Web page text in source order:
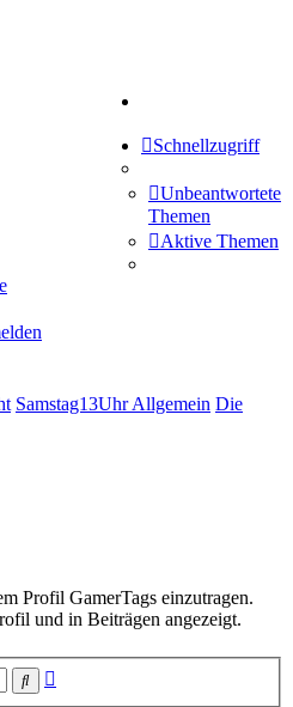
Treffenübersicht
Zitatesammlung
Schiffe versenken
Schnellzugriff
Unbeantwortete
Themen
Aktive Themen
Samstag13Uhr Allgemein Die
Profil GamerTags einzutragen.
und in Beiträgen angezeigt.
Suche